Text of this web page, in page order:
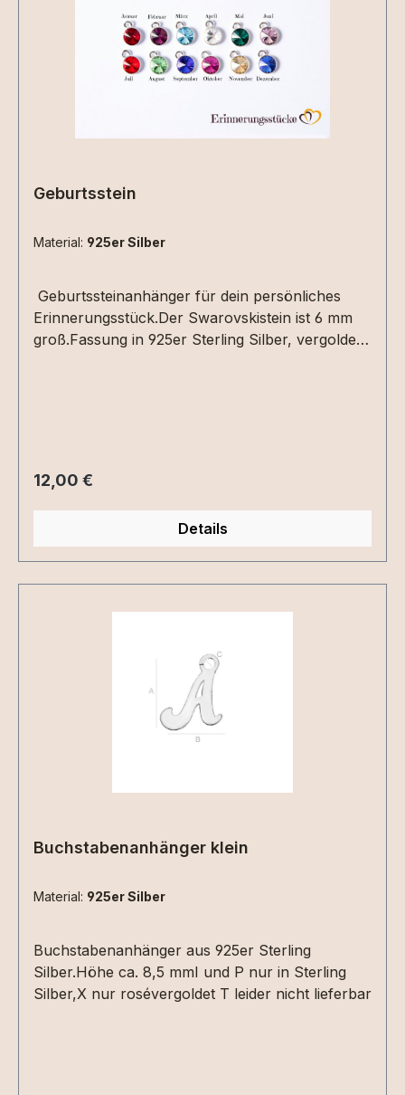
Geburtsstein
Material: 925er Silber
Geburtssteinanhänger für dein persönliches
Erinnerungsstück.Der Swarovskistein ist 6 mm
groß.Fassung in 925er Sterling Silber, vergoldet
Regulärer Preis:
12,00 €
Details
Buchstabenanhänger klein
Material: 925er Silber
Buchstabenanhänger aus 925er Sterling
Silber.Höhe ca. 8,5 mmI und P nur in Sterling
Silber,X nur rosévergoldet T leider nicht lieferbar